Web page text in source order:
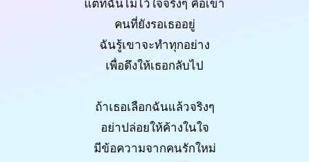
แต่ที่ฉันไม่ไว้ใจจริงๆ คือเขา
คนที่ยังรอเธออยู่
ฉันรู้เขาจะทำทุกอย่าง
เพื่อดึงให้เธอกลับไป
ถ้าเธอเลือกฉันแล้วจริงๆ
อย่าปล่อยให้ค้างในใจ
มีข้อความจากคนรักใหม่